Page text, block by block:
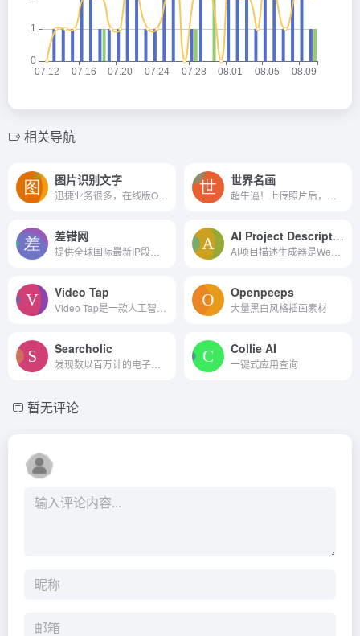
相关导航
图片识别文字 世界名画
差错网 AI Project Description Generator
Video Tap Openpeeps
大量黑白风格插画素材
Searcholic Collie AI
一键式应用查询
暂无评论